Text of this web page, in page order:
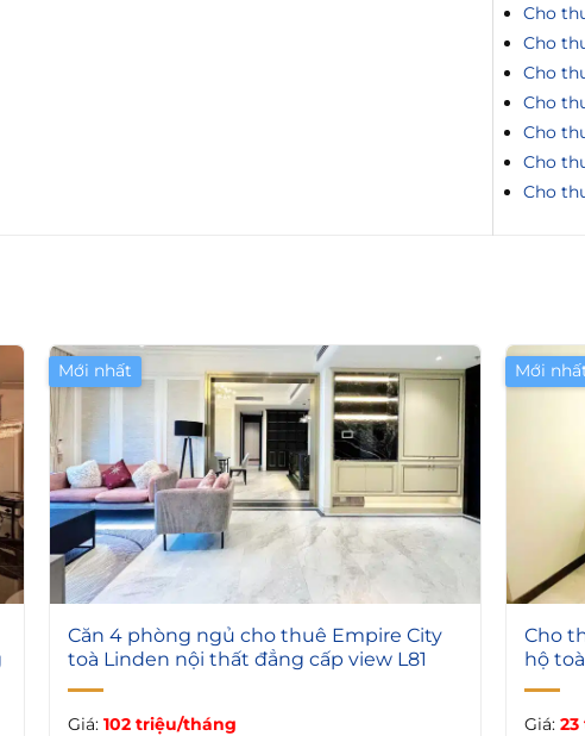
Cho
Cho
Cho
Cho
Cho
Cho
Cho
Mới nhất
9
Căn 4 phòng ngủ cho thuê Empire City
toà Linden nội thất đẳng cấp view L81
Giá:102 triệu/tháng
Mới
6
Cho
hộ
Giá: